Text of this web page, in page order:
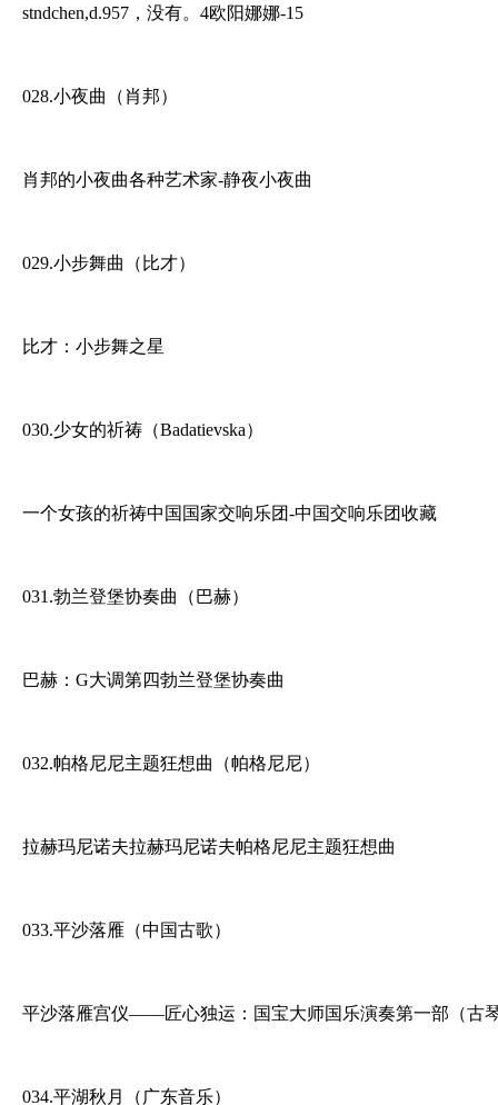
stndchen,d.957，没有。4欧阳娜娜-15
028.小夜曲（肖邦）
肖邦的小夜曲各种艺术家-静夜小夜曲
029.小步舞曲（比才）
比才：小步舞之星
030.少女的祈祷（Badatievska）
一个女孩的祈祷中国国家交响乐团-中国交响乐团收藏
031.勃兰登堡协奏曲（巴赫）
巴赫：G大调第四勃兰登堡协奏曲
032.帕格尼尼主题狂想曲（帕格尼尼）
拉赫玛尼诺夫拉赫玛尼诺夫帕格尼尼主题狂想曲
033.平沙落雁（中国古歌）
平沙落雁宫仪——匠心独运：国宝大师国乐演奏第一部（古
034.平湖秋月（广东音乐）